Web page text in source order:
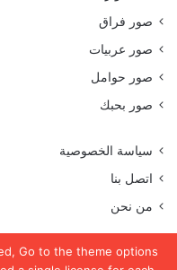
Go to the theme options
صور فراق
صور عربيات
صور حوامل
صور بحبك
سياسة الخصوصية
اتصل بنا
من نحن